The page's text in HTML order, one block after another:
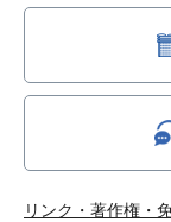
リンク・著作権・